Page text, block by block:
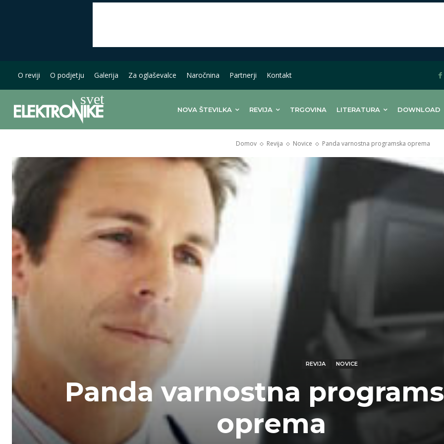
O reviji O podjetju Galerija Za oglaševalce Naročnina Partnerji Kontakt
NOVA ŠTEVILKA REVIJA TRGOVINA LITERATURA DOWNLOAD
Domov Revija Novice Panda varnostna programska oprema
REVIJA NOVICE
Panda varnostna
oprema